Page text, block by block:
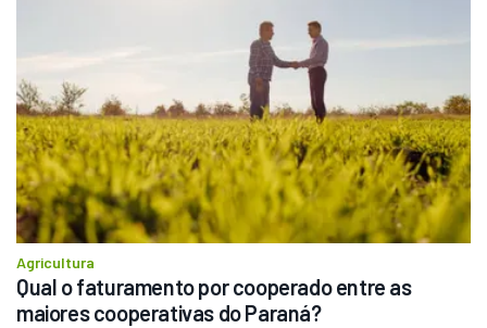
Agricultura
Qual o faturamento por cooperado entre as
maiores cooperativas do Paraná?